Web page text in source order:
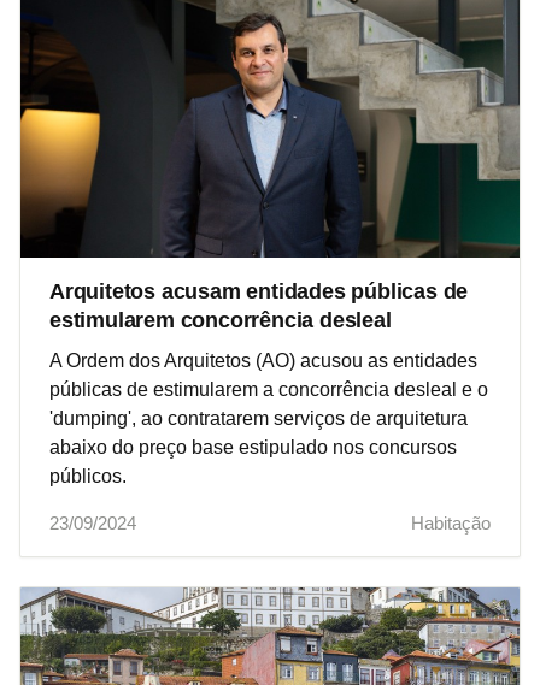
Arquitetos acusam entidades públicas de
estimularem concorrência desleal
A Ordem dos Arquitetos (AO) acusou as entidades
públicas de estimularem a concorrência desleal e o
'dumping', ao contratarem serviços de arquitetura
abaixo do preço base estipulado nos concursos
públicos.
23/09/2024 Habitação